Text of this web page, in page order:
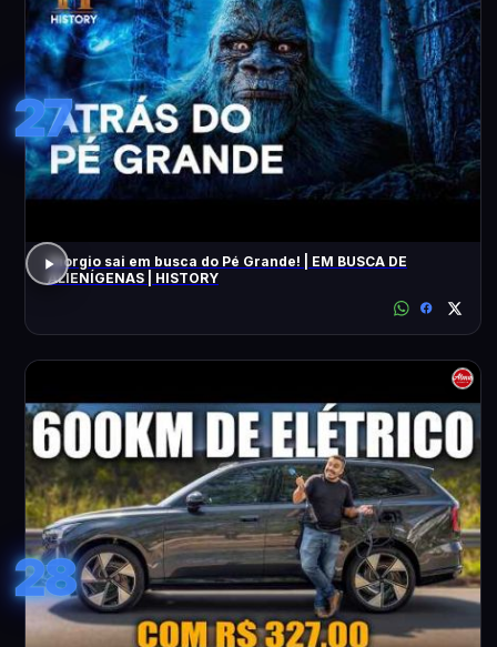
27
Giorgio sai em busca do Pé Grande! | EM BUSCA DE
ALIENÍGENAS | HISTORY
28